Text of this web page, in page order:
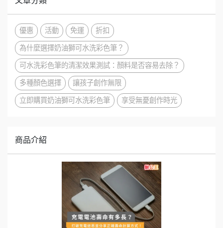
優惠 活動 免運 折扣
為什麼選擇奶油獅可水洗彩色筆？
可水洗彩色筆的清潔效果測試：顏料是否容易去除？
多種顏色選擇 讓孩子創作無限
立即購買奶油獅可水洗彩色筆 享受無憂創作時光
商品介紹